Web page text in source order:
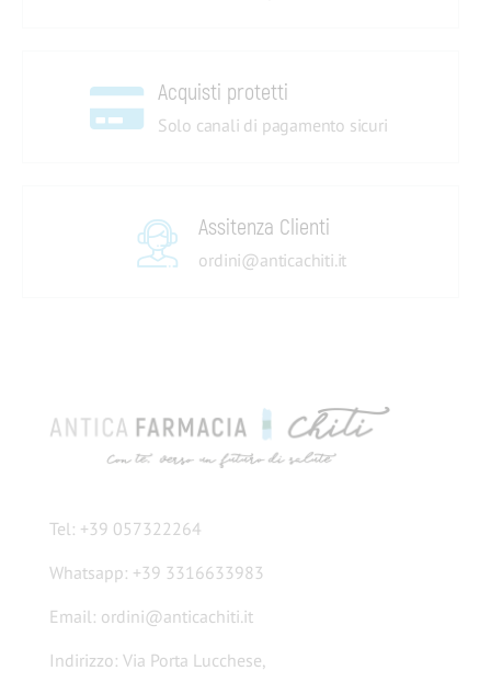
Acquisti protetti
Solo canali di pagamento sicuri
Assitenza Clienti
ordini@anticachiti.it
Tel: +39 057322264
Whatsapp: +39 3316633983
Email: ordini@anticachiti.it
Indirizzo: Via Porta Lucchese,